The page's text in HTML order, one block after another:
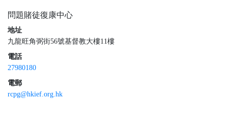
問題賭徒復康中心
地址
九龍旺角弼街56號基督教大樓11樓
電話
27980180
電郵
rcpg@hkief.org.hk